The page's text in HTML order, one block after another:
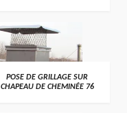
POSE DE GRILLAGE SUR
CHAPEAU DE CHEMINÉE 76